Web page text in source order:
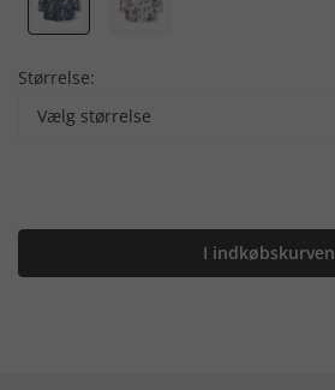
Størrelse:
Vælg størrelse
I indkøbskurven